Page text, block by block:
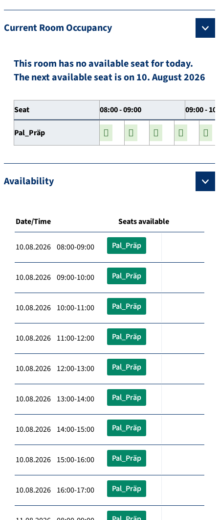
Current Room Occupancy
This room has no available seat for today.
The next available seat is on 10. August 2026
Seat 08:00 - 09:00 09:00 -
Pal_Präp
Availability
Date/Time Seats available
10.08.2026 08:00-09:00 Pal_Präp
10.08.2026 09:00-10:00 Pal_Präp
10.08.2026 10:00-11:00 Pal_Präp
10.08.2026 11:00-12:00 Pal_Präp
10.08.2026 12:00-13:00 Pal_Präp
10.08.2026 13:00-14:00 Pal_Präp
10.08.2026 14:00-15:00 Pal_Präp
10.08.2026 15:00-16:00 Pal_Präp
10.08.2026 16:00-17:00 Pal_Präp